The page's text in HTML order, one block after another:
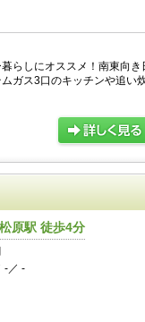
らしにオススメ！南東向き
ガス3口のキッチンや追い
原駅 徒歩4分
-／ -